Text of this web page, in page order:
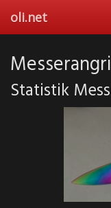
main
oli.net
Statistik